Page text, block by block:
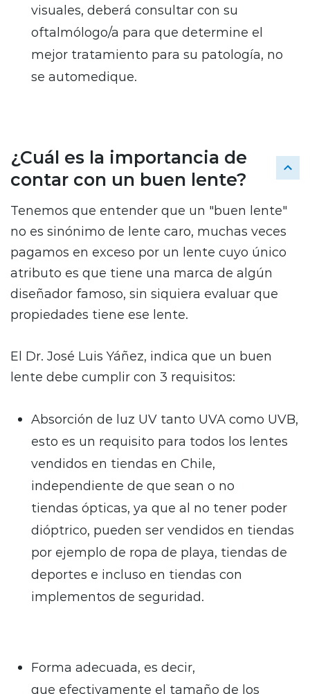
visuales, deberá consultar con su
oftalmólogo/a para que determine el
mejor tratamiento para su patología, no
se automedique.
¿Cuál es la importancia de
contar con un buen lente?
Tenemos que entender que un "buen lente"
no es sinónimo de lente caro, muchas veces
pagamos en exceso por un lente cuyo único
atributo es que tiene una marca de algún
diseñador famoso, sin siquiera evaluar que
propiedades tiene ese lente.
El Dr. José Luis Yáñez, indica que un buen
lente debe cumplir con 3 requisitos:
Absorción de luz UV tanto UVA como UVB,
esto es un requisito para todos los lentes
vendidos en tiendas en Chile,
independiente de que sean o no
tiendas ópticas, ya que al no tener poder
dióptrico, pueden ser vendidos en tiendas
por ejemplo de ropa de playa, tiendas de
deportes e incluso en tiendas con
implementos de seguridad.
Forma adecuada, es decir,
que efectivamente el tamaño de los